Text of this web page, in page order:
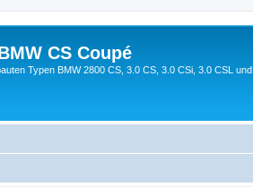
CS Coupé
Typen BMW 2800 CS, 3.0 CS, 3.0 CSi, 3.0 CSL und